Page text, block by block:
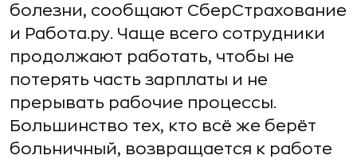
болезни, сообщают СберСтрахование
и Работа.ру. Чаще всего сотрудники
продолжают работать, чтобы не
потерять часть зарплаты и не
прерывать рабочие процессы.
Большинство тех, кто всё же берёт
больничный, возвращается к работе